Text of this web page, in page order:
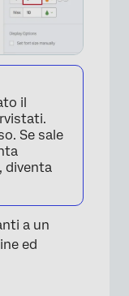
×
il
Se sale
diventa
a un
ed